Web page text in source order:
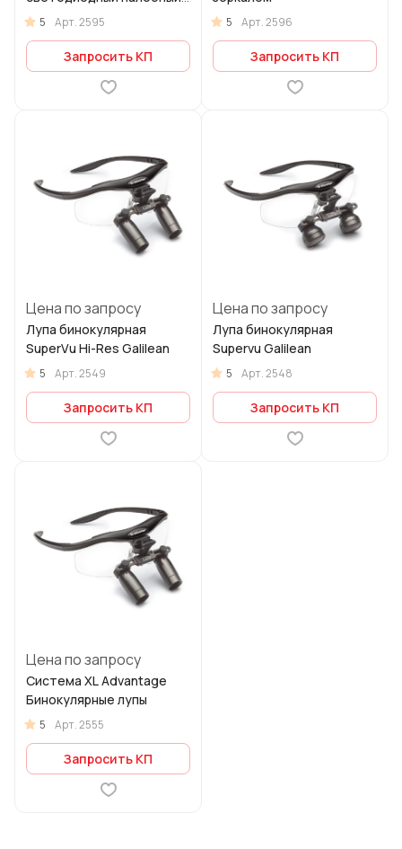
осветитель
5 Арт.2595
Запросить КП
5 Арт.2596
Запросить КП
Цена по запросу
Лупа бинокулярная
SuperVu Hi-Res Galilean
5 Арт.2549
Запросить КП
Цена по запросу
Лупа бинокулярная
Supervu Galilean
5 Арт.2548
Запросить КП
Цена по запросу
Система XL Advantage
Бинокулярные лупы
5 Арт.2555
Запросить КП